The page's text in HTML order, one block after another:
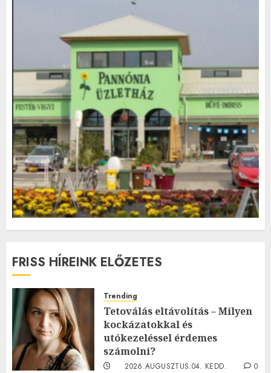
FRISS HÍREINK ELŐZETES
Trending
Tetoválás eltávolítás – Milyen
kockázatokkal és
utókezeléssel érdemes
számolni?
2026.AUGUSZTUS.04. KEDD.
0